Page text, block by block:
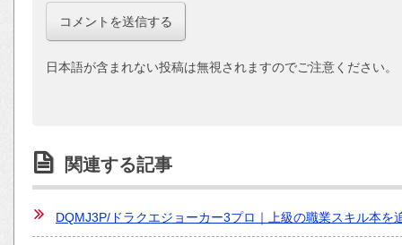
日本語が含まれない投稿は無視されますのでご注意ください
関連する記事
DQMJ3P/ドラクエジョーカー3プロ｜上級の職業スキル本を